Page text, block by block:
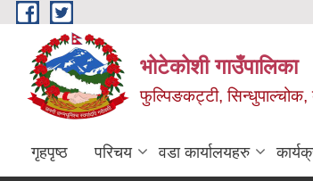
Skip to main content
भोटेकोशी गाउँपालिका
फुल्पिङकट्टी, सिन्धुपाल्चोक,
गृहपृष्ठ परिचय वडा कार्यालयहरु